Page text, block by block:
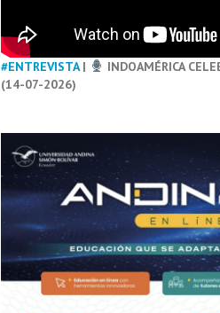
#ENTREVISTA|
INDOAMÉRICA
(14-07-2026)